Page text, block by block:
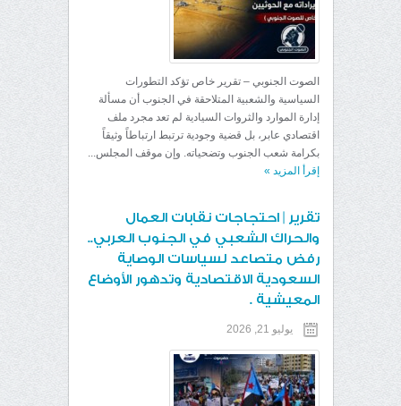
الصوت الجنوبي – تقرير خاص تؤكد التطورات
السياسية والشعبية المتلاحقة في الجنوب أن مسألة
إدارة الموارد والثروات السيادية لم تعد مجرد ملف
اقتصادي عابر، بل قضية وجودية ترتبط ارتباطاً وثيقاً
بكرامة شعب الجنوب وتضحياته. وإن موقف المجلس...
إقرأ المزيد »
تقرير | احتجاجات نقابات العمال
والحراك الشعبي في الجنوب العربي..
رفض متصاعد لسياسات الوصاية
السعودية الاقتصادية وتدهور الأوضاع
المعيشية .
يوليو 21, 2026